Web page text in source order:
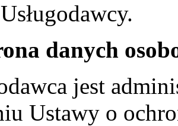
danych
jest
Ustawy o